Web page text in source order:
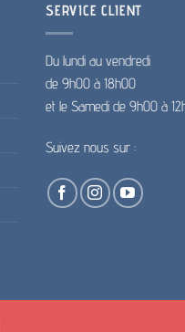
SERVICE CLIENT
Du lundi au vendredi
de 9h00 à 18h00
et le Samedi de 9h00 à
Suivez nous sur :